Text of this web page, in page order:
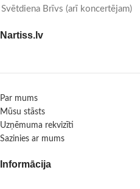
Svētdiena Brīvs (arī koncertējam)
Nartiss.lv
Par mums
Mūsu stāsts
Uzņēmuma rekvizīti
Sazinies ar mums
Informācija